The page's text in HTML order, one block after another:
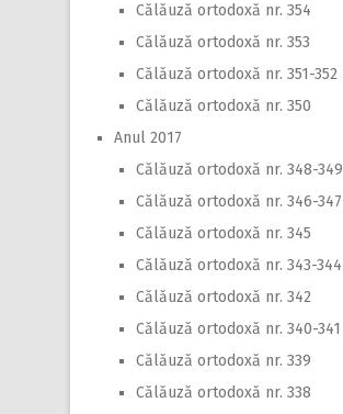
Călăuză ortodoxă nr. 354
Călăuză ortodoxă nr. 353
Călăuză ortodoxă nr. 351-352
Călăuză ortodoxă nr. 350
Anul 2017
Călăuză ortodoxă nr. 348-349
Călăuză ortodoxă nr. 346-347
Călăuză ortodoxă nr. 345
Călăuză ortodoxă nr. 343-344
Călăuză ortodoxă nr. 342
Călăuză ortodoxă nr. 340-341
Călăuză ortodoxă nr. 339
Călăuză ortodoxă nr. 338